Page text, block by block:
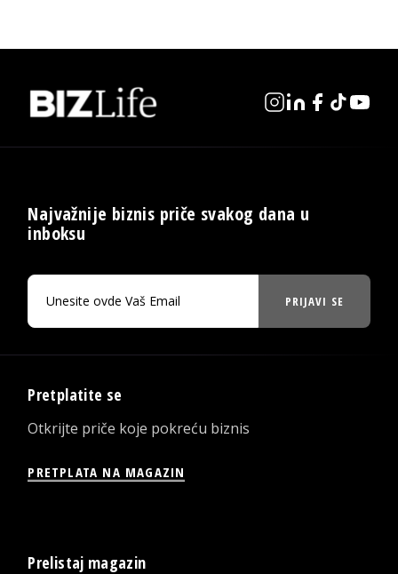
Najvažnije biznis priče svakog dana u
inboksu
PRIJAVI SE
Pretplatite se
Otkrijte priče koje pokreću biznis
PRETPLATA NA MAGAZIN
Prelistaj magazin